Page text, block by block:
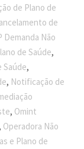
de Plano de
de
Demanda Não
de Saúde,
Saúde,
, Notificação de
, Omint
, Operadora Não
e Plano de